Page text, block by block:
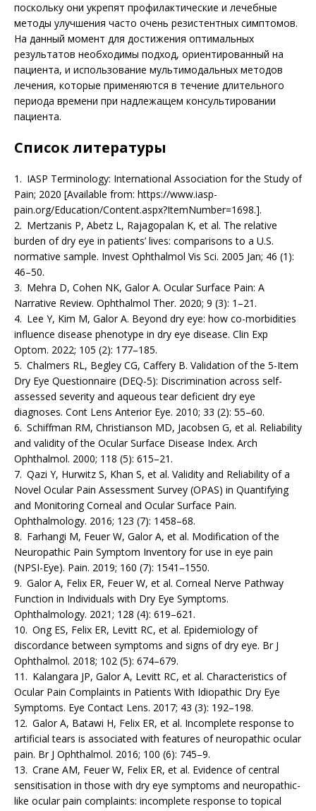
поскольку они укрепят профилактические и лечебные
методы улучшения часто очень резистентных симптомов.
На данный момент для достижения оптимальных
результатов необходимы подход, ориентированный на
пациента, и использование мультимодальных методов
лечения, которые применяются в течение длительного
периода времени при надлежащем консультировании
пациента.
Список литературы
1. IASP Terminology: International Association for the Study of
Pain; 2020 [Available from: https://www.iasp-
pain.org/Education/Content.aspx?ItemNumber=1698.].
2. Mertzanis P, Abetz L, Rajagopalan K, et al. The relative
burden of dry eye in patients’ lives: compa­risons to a U.S.
normative sample. Invest Ophthalmol Vis Sci. 2005 Jan; 46 (1):
46–50.
3. Mehra D, Cohen NK, Galor A. Ocular Surface Pain: A
Narrative Review. Ophthalmol Ther. 2020; 9 (3): 1–21.
4. Lee Y, Kim M, Galor A. Beyond dry eye: how co-morbidities
influence disease phenotype in dry eye disease. Clin Exp
Optom. 2022; 105 (2): 177–185.
5. Chalmers RL, Begley CG, Caffery B. Validation of the 5-Item
Dry Eye Questionnaire (DEQ-5): Discrimination across self-
assessed severity and aqueous tear deficient dry eye
diagnoses. Cont Lens Anterior Eye. 2010; 33 (2): 55–60.
6. Schiffman RM, Christianson MD, Jacobsen G, et al. Reliability
and validity of the Ocular Surface Disease Index. Arch
Ophthalmol. 2000; 118 (5): 615–21.
7. Qazi Y, Hurwitz S, Khan S, et al. Validity and Reliability of a
Novel Ocular Pain Assessment Survey (OPAS) in Quantifying
and Monitoring Corneal and Ocular Surface Pain.
Ophthalmology. 2016; 123 (7): 1458–68.
8. Farhangi M, Feuer W, Galor A, et al. Modification of the
Neuropathic Pain Symptom Inventory for use in eye pain
(NPSI-Eye). Pain. 2019; 160 (7): 1541–1550.
9. Galor A, Felix ER, Feuer W, et al. Corneal Nerve Pathway
Function in Individuals with Dry Eye Symptoms.
Ophthalmology. 2021; 128 (4): 619–621.
10. Ong ES, Felix ER, Levitt RC, et al. Epidemiology of
discordance between symptoms and signs of dry eye. Br J
Ophthalmol. 2018; 102 (5): 674–679.
11. Kalangara JP, Galor A, Levitt RC, et al. Characteristics of
Ocular Pain Complaints in Patients With Idiopathic Dry Eye
Symptoms. Eye Contact Lens. 2017; 43 (3): 192–198.
12. Galor A, Batawi H, Felix ER, et al. Incomplete response to
artificial tears is associated with features of neuropathic ocular
pain. Br J Ophthalmol. 2016; 100 (6): 745–9.
13. Crane AM, Feuer W, Felix ER, et al. Evidence of central
sensitisation in those with dry eye symptoms and neuropathic-
like ocular pain complaints: incomplete response to topical